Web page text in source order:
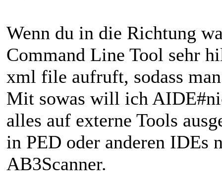
Wenn du in die Richtung
Command Line Tool sehr
xml file aufruft, sodass
Mit sowas will ich
alles auf externe Tools
in PED oder anderen IDEs
AB3Scanner.